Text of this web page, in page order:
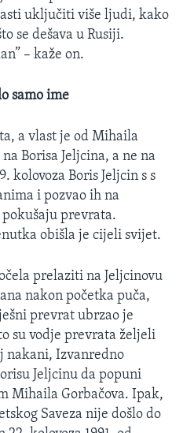
uključiti više ljudi, kako
se dešava u Rusiji.
– kaže on.
samo ime
a vlast je od Mihaila
Borisa Jeljcina, a ne na
kolovoza Boris Jeljcin s s
i pozvao ih na
prevrata.
obišla je cijeli svijet.
prelaziti na Jeljcinovu
nakon početka puča,
prevrat ubrzao je
su vodje prevrata željeli
nakani, Izvanredno
Jeljcinu da popuni
Mihaila Gorbačova. Ipak,
Saveza nije došlo do